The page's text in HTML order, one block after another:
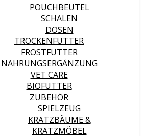
POUCHBEUTEL
SCHALEN
DOSEN
TROCKENFUTTER
FROSTFUTTER
NAHRUNGSERGÄNZUNG
VET CARE
BIOFUTTER
ZUBEHÖR
SPIELZEUG
KRATZBÄUME &
KRATZMÖBEL